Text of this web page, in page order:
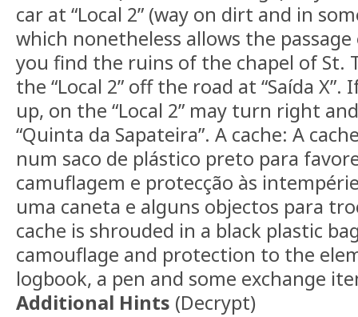
car at “Local 2” (way on dirt and in
which nonetheless allows the
you find the ruins of the chapel of St.
the “Local 2” off the road at “Saída
up, on the “Local 2” may turn right
“Quinta da Sapateira”. A cache: A
num saco de plástico preto para
camuflagem e protecção às
uma caneta e alguns objectos para
cache is shrouded in a black plastic
camouflage and protection to the
logbook, a pen and some exchange
Additional Hints (Decrypt)